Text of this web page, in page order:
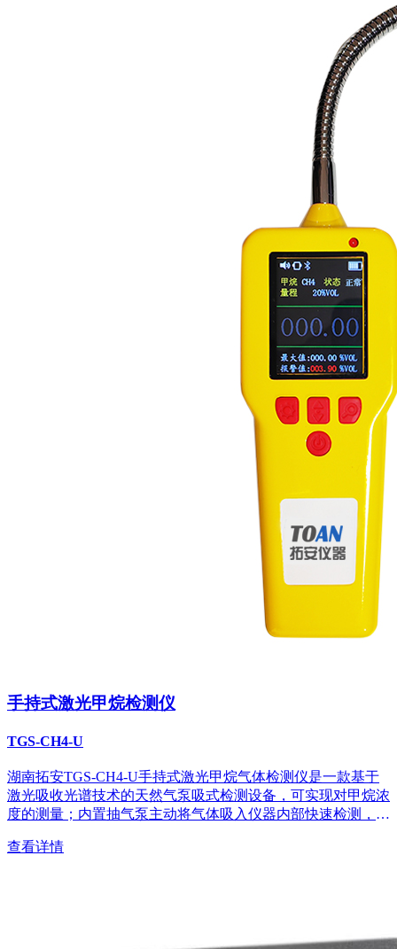
手持式激光甲烷检测仪
TGS-CH4-U
湖南拓安TGS-CH4-U手持式激光甲烷气体检测仪是一款基于
激光吸收光谱技术的天然气泵吸式检测设备，可实现对甲烷浓
度的测量；内置抽气泵主动将气体吸入仪器内部快速检测，实
查看详情